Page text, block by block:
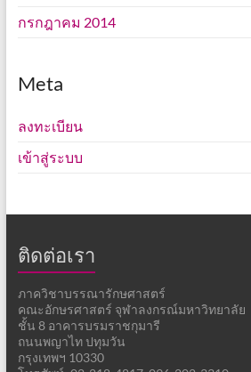
กรกฎาคม 2014
Meta
ลงทะเบียน
เข้าสู่ระบบ
ติดต่อเรา
ภาควิชาบรรณารักษศาสตร์
คณะอักษรศาสตร์ จุฬาลงกรณ์มหาวิทยาลัย
ชั้น 8 อาคารบรมราชกุมารี
ถนนพญาไท ปทุมวัน
กรุงเทพฯ 10330